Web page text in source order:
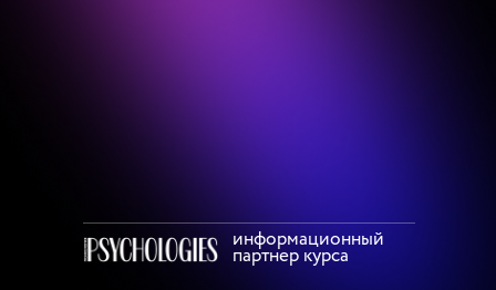
информационный
партнер курса